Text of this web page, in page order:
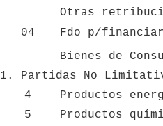
Otras
04
Fdo p/
Bienes de
1. Partidas No
4
Productos
5
Productos